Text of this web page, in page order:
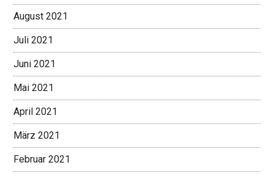
August 2021
Juli 2021
Juni 2021
Mai 2021
April 2021
März 2021
Februar 2021